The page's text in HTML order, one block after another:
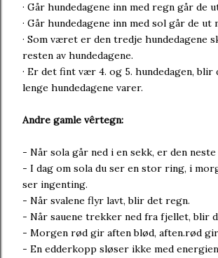
· Går hundedagene inn med regn går de
· Går hundedagene inn med sol går de ut
· Som været er den tredje hundedagene
resten av hundedagene.
· Er det fint vær 4. og 5. hundedagen,
lenge hundedagene varer.
Andre gamle vêrtegn:
- Når sola går ned i en sekk, er den neste
- I dag om sola du ser en stor ring, i
ser ingenting.
- Når svalene flyr lavt, blir det regn.
- Når sauene trekker ned fra fjellet, blir
- Morgen rød gir aften blød, aften.rød
- En edderkopp sløser ikke med